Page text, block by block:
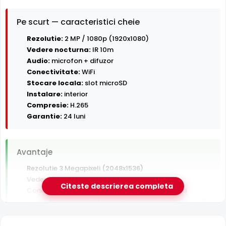
Pe scurt — caracteristici cheie
Rezolutie: 2 MP / 1080p (1920x1080)
Vedere nocturna: IR 10m
Audio: microfon + difuzor
Conectivitate:WiFi
Stocare locala: slot microSD
Instalare: interior
Compresie: H.265
Garantie: 24 luni
Avantaje
Rezolutie 3 Megapixeli (2048x1536)
Vedere nocturna in infrarosu pana la 10 m
Conectare Wi-Fi — instalare fara cablu de retea
Inregistrare pe card MicroSD, functioneaza si fara NVR
Citeste descrierea completa